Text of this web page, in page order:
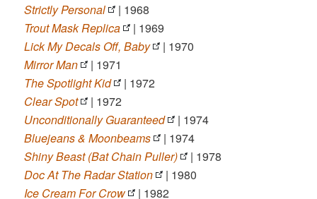
Strictly Personal
| 1968
Trout Mask Replica
| 1969
Lick My Decals Off, Baby
| 1970
Mirror Man
| 1971
The Spotlight Kid
| 1972
Clear Spot
| 1972
Unconditionally Guaranteed
| 1974
Bluejeans & Moonbeams
| 1974
Shiny Beast (Bat Chain Puller)
| 1978
Doc At The Radar Station
| 1980
Ice Cream For Crow
| 1982